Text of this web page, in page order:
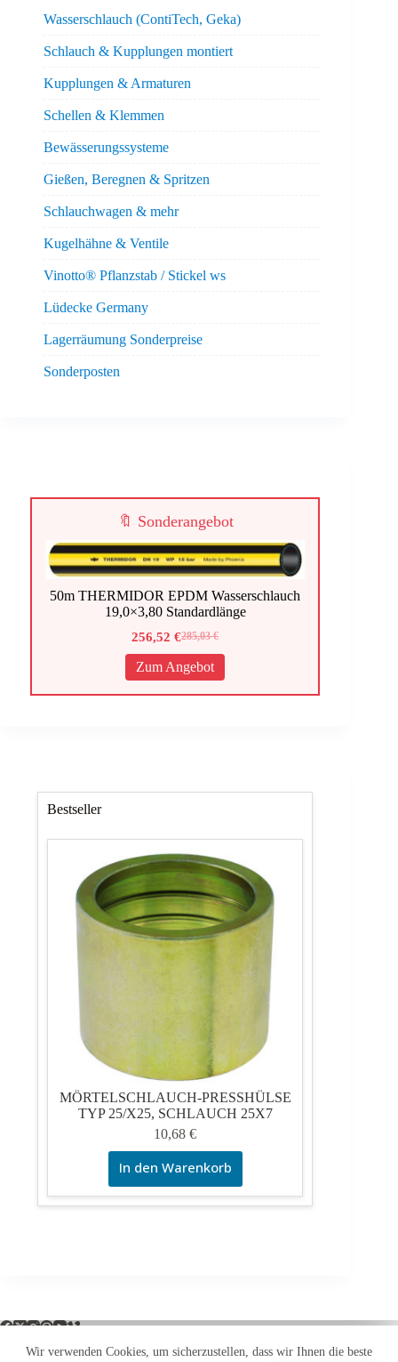
Wir verwenden Cookies, um sicherzustellen, dass wir Ihnen die beste
Wasserschlauch (ContiTech, Geka)
Schlauch & Kupplungen montiert
Kupplungen & Armaturen
Schellen & Klemmen
Bewässerungssysteme
Gießen, Beregnen & Spritzen
Schlauchwagen & mehr
Kugelhähne & Ventile
Vinotto® Pflanzstab / Stickel ws
Lüdecke Germany
Lagerräumung Sonderpreise
Sonderposten
🔖 Sonderangebot
50m THERMIDOR EPDM Wasserschlauch
19,0×3,80 Standardlänge
285,03€
Ursprünglicher
Preis
war:
285,03 €
256,52€
Aktueller
Preis
ist:
256,52 €.
Zum Angebot
Bestseller
MÖRTELSCHLAUCH-PRESSHÜLSE
TYP 25/X25, SCHLAUCH 25X7
10,68€
In den Warenkorb